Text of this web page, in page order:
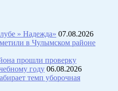
» Надежда» 07.08.2026
в Чулымском районе
прошли проверку
году 06.08.2026
темп уборочная